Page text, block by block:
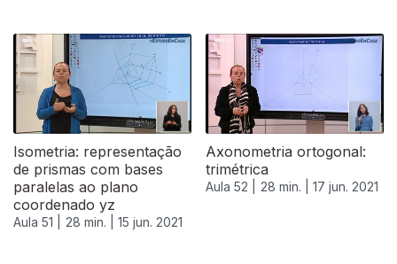
Isometria: representação
de prismas com bases
paralelas ao plano
coordenado yz
Aula 51 | 28 min. | 15 jun. 2021
Axonometria ortogonal:
trimétrica
Aula 52 | 28 min. | 17 jun. 2021